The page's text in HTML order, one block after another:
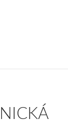
likvidace